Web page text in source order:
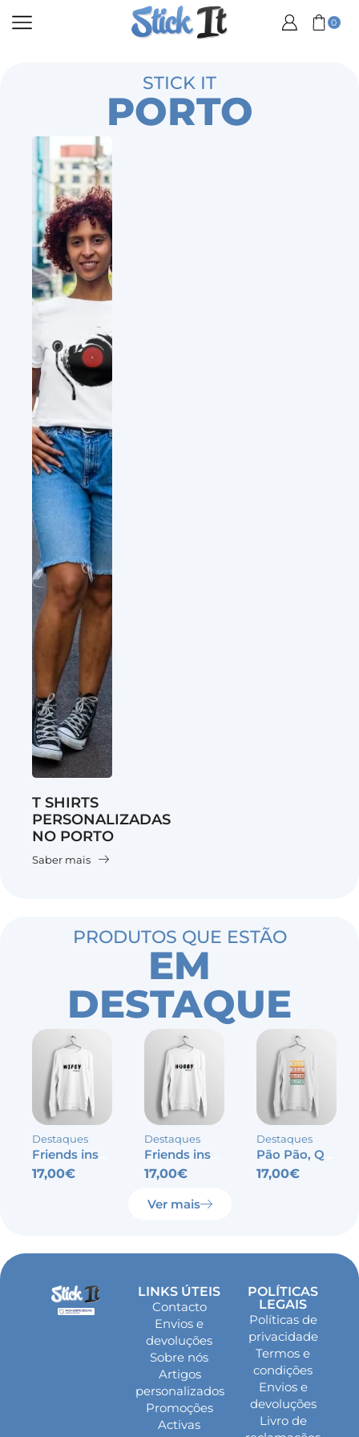
0
STICK IT
PORTO
T SHIRTS
PERSONALIZADAS
NO PORTO
Saber mais
PRODUTOS QUE ESTÃO
EM
DESTAQUE
Destaques
17,00€
Destaques
17,00€
Destaques
17,00€
Ver mais
LINKS ÚTEIS
Contacto
Envios e
devoluções
Sobre nós
Artigos
personalizados
Promoções
Activas
POLÍTICAS
LEGAIS
Políticas de
privacidade
Termos e
condições
Envios e
devoluções
Livro de